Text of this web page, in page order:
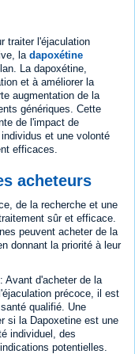
traiter l'éjaculation
la dapoxétine
La dapoxétine,
et à améliorer la
augmentation de la
génériques. Cette
de l'impact de
et une volonté
efficaces.
acheteurs
de la recherche et une
sûr et efficace.
peuvent acheter de la
donnant la priorité à leur
: Avant d'acheter de la
précoce, il est
qualifié. Une
si la Dapoxetine est une
individuel, des
potentielles.